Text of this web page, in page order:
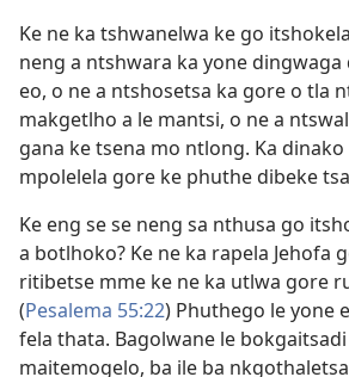
Ke ne ka tshwanelwa ke go
neng a ntshwara ka yone dingwaga
eo, o ne a ntshosetsa ka gore o tla
makgetlho a le mantsi, o ne a
gana ke tsena mo ntlong. Ka
mpolelela gore ke phuthe dibeke
Ke eng se se neng sa nthusa go
a botlhoko? Ke ne ka rapela Jehofa
ritibetse mme ke ne ka utlwa gore
(Pesalema 55:22) Phuthego le yone
fela thata. Bagolwane le
maitemogelo, ba ile ba